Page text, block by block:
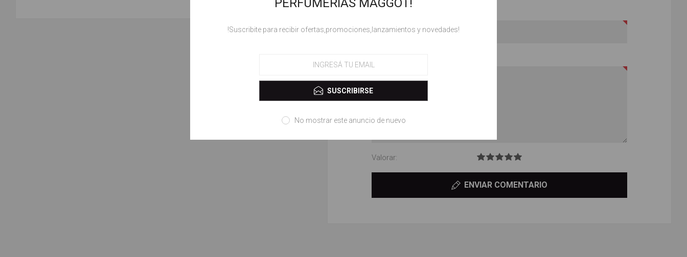
Valorar:
ENVIAR COMENTARIO
PERFUMERIAS MAGGOT!
!Suscribite para recibir ofertas,promociones,lanzamientos y novedades!
SUSCRIBIRSE
No mostrar este anuncio de nuevo